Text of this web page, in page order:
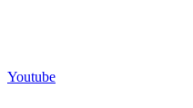
Youtube